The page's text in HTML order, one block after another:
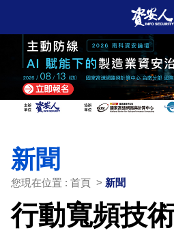
新聞
您現在位置 : 首頁 > 新聞
行動寬頻技